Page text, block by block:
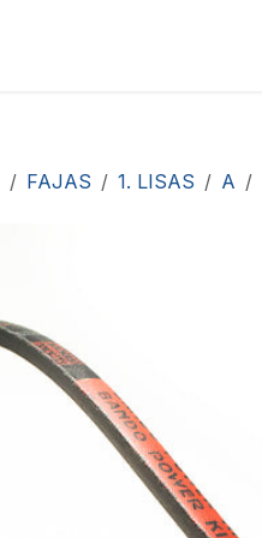
FAJAS 1. LISAS A